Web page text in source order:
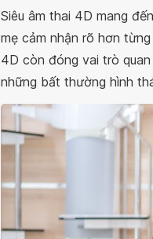
Siêu âm thai 4D mang
mẹ cảm nhận rõ hơn
4D còn đóng vai trò
những bất thường hình